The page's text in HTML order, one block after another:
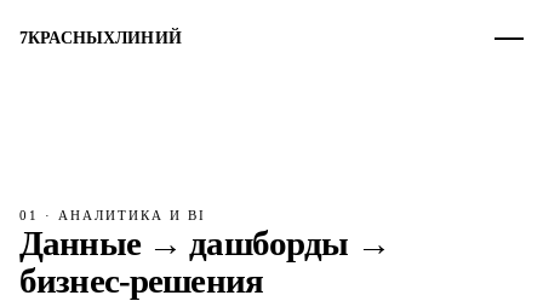
7КРАСНЫХЛИНИЙ
01 · АНАЛИТИКА И BI
Данные → дашборды →
бизнес-решения